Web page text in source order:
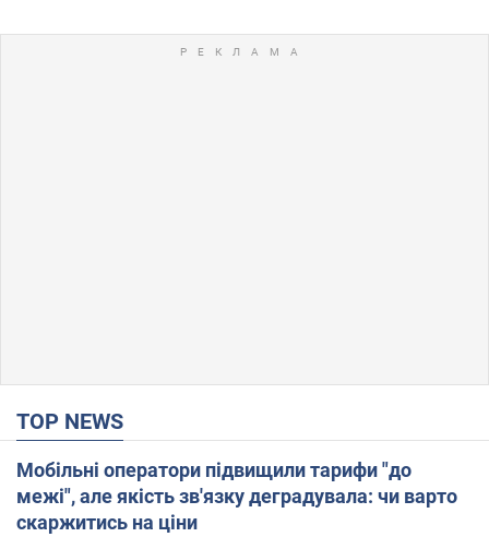
TOP NEWS
Мобільні оператори підвищили тарифи "до
межі", але якість зв'язку деградувала: чи варто
скаржитись на ціни